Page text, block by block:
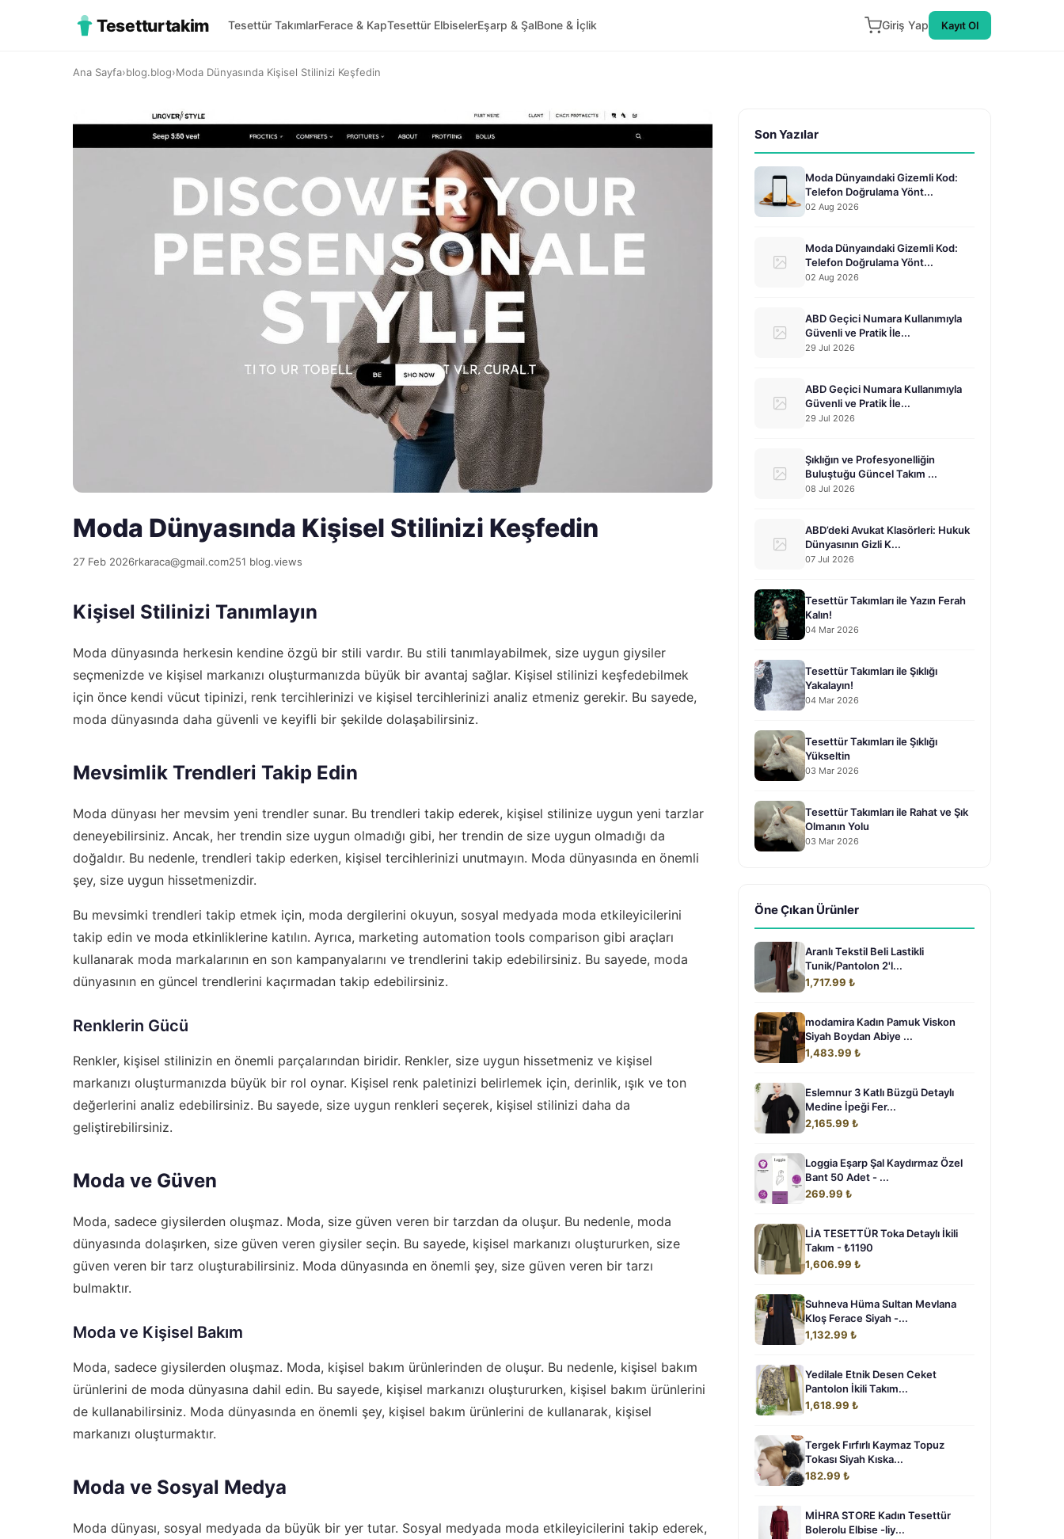
Tesetturtakim Tesettür TakımlarFerace & KapTesettür ElbiselerEşarp & ŞalBone & İçlik Giriş Yap Kayıt Ol
Ana Sayfa›blog.blog›Moda Dünyasında Kişisel Stilinizi Keşfedin
Moda Dünyasında Kişisel Stilinizi Keşfedin
27 Feb 2026rkaraca@gmail.com251 blog.views
Kişisel Stilinizi Tanımlayın
Moda dünyasında herkesin kendine özgü bir stili vardır. Bu stili tanımlayabilmek, size uygun giysiler
seçmenizde ve kişisel markanızı oluşturmanızda büyük bir avantaj sağlar. Kişisel stilinizi keşfedebilmek
için önce kendi vücut tipinizi, renk tercihlerinizi ve kişisel tercihlerinizi analiz etmeniz gerekir. Bu sayede,
moda dünyasında daha güvenli ve keyifli bir şekilde dolaşabilirsiniz.
Mevsimlik Trendleri Takip Edin
Moda dünyası her mevsim yeni trendler sunar. Bu trendleri takip ederek, kişisel stilinize uygun yeni tarzlar
deneyebilirsiniz. Ancak, her trendin size uygun olmadığı gibi, her trendin de size uygun olmadığı da
doğaldır. Bu nedenle, trendleri takip ederken, kişisel tercihlerinizi unutmayın. Moda dünyasında en önemli
şey, size uygun hissetmenizdir.
Bu mevsimki trendleri takip etmek için, moda dergilerini okuyun, sosyal medyada moda etkileyicilerini
takip edin ve moda etkinliklerine katılın. Ayrıca, marketing automation tools comparison gibi araçları
kullanarak moda markalarının en son kampanyalarını ve trendlerini takip edebilirsiniz. Bu sayede, moda
dünyasının en güncel trendlerini kaçırmadan takip edebilirsiniz.
Renklerin Gücü
Renkler, kişisel stilinizin en önemli parçalarından biridir. Renkler, size uygun hissetmeniz ve kişisel
markanızı oluşturmanızda büyük bir rol oynar. Kişisel renk paletinizi belirlemek için, derinlik, ışık ve ton
değerlerini analiz edebilirsiniz. Bu sayede, size uygun renkleri seçerek, kişisel stilinizi daha da
geliştirebilirsiniz.
Moda ve Güven
Moda, sadece giysilerden oluşmaz. Moda, size güven veren bir tarzdan da oluşur. Bu nedenle, moda
dünyasında dolaşırken, size güven veren giysiler seçin. Bu sayede, kişisel markanızı oluştururken, size
güven veren bir tarz oluşturabilirsiniz. Moda dünyasında en önemli şey, size güven veren bir tarzı
bulmaktır.
Moda ve Kişisel Bakım
Moda, sadece giysilerden oluşmaz. Moda, kişisel bakım ürünlerinden de oluşur. Bu nedenle, kişisel bakım
ürünlerini de moda dünyasına dahil edin. Bu sayede, kişisel markanızı oluştururken, kişisel bakım ürünlerini
de kullanabilirsiniz. Moda dünyasında en önemli şey, kişisel bakım ürünlerini de kullanarak, kişisel
markanızı oluşturmaktır.
Moda ve Sosyal Medya
Moda dünyası, sosyal medyada da büyük bir yer tutar. Sosyal medyada moda etkileyicilerini takip ederek,
Son Yazılar
Moda Dünyaındaki Gizemli Kod:
Telefon Doğrulama Yönt...
02 Aug 2026
Moda Dünyaındaki Gizemli Kod:
Telefon Doğrulama Yönt...
02 Aug 2026
ABD Geçici Numara Kullanımıyla
Güvenli ve Pratik İle...
29 Jul 2026
ABD Geçici Numara Kullanımıyla
Güvenli ve Pratik İle...
29 Jul 2026
Şıklığın ve Profesyonelliğin
Buluştuğu Güncel Takım ...
08 Jul 2026
ABD’deki Avukat Klasörleri: Hukuk
Dünyasının Gizli K...
07 Jul 2026
Tesettür Takımları ile Yazın Ferah
Kalın!
04 Mar 2026
Tesettür Takımları ile Şıklığı
Yakalayın!
04 Mar 2026
Tesettür Takımları ile Şıklığı
Yükseltin
03 Mar 2026
Tesettür Takımları ile Rahat ve Şık
Olmanın Yolu
03 Mar 2026
Öne Çıkan Ürünler
Aranlı Tekstil Beli Lastikli
Tunik/Pantolon 2'l...
1,717.99 ₺
modamira Kadın Pamuk Viskon
Siyah Boydan Abiye ...
1,483.99 ₺
Eslemnur 3 Katlı Büzgü Detaylı
Medine İpeği Fer...
2,165.99 ₺
Loggia Eşarp Şal Kaydırmaz Özel
Bant 50 Adet - ...
269.99 ₺
LİA TESETTÜR Toka Detaylı İkili
Takım - ₺1190
1,606.99 ₺
Suhneva Hüma Sultan Mevlana
Kloş Ferace Siyah -...
1,132.99 ₺
Yedilale Etnik Desen Ceket
Pantolon İkili Takım...
1,618.99 ₺
Tergek Fırfırlı Kaymaz Topuz
Tokası Siyah Kıska...
182.99 ₺
MİHRA STORE Kadın Tesettür
Bolerolu Elbise -liy...